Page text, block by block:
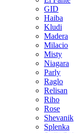
GID
Haiba
Kludi
Madera
Milacio
Misty
Niagara
Parly
Raglo
Relisan
Riho
Rose
Shevanik
Splenka